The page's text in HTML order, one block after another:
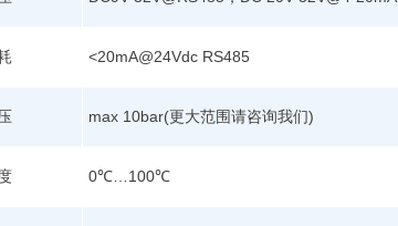
<20mA@24Vdc RS485
max 10bar(更大范围请咨询我们)
0℃…100℃